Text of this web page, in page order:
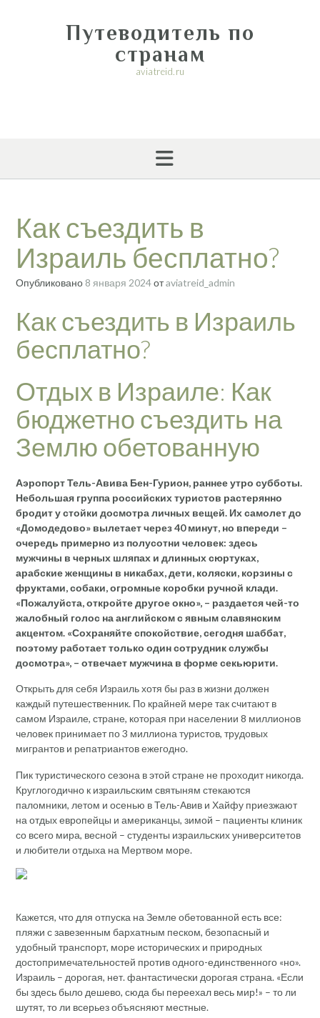
Путеводитель по
странам
aviatreid.ru
Как съездить в
Израиль бесплатно?
Опубликовано 8 января 2024отaviatreid_admin
Как съездить в Израиль
бесплатно?
Отдых в Израиле: Как
бюджетно съездить на
Землю обетованную
Аэропорт Тель-Авива Бен-Гурион, раннее утро субботы.
Небольшая группа российских туристов растерянно
бродит у стойки досмотра личных вещей. Их самолет до
«Домодедово» вылетает через 40 минут, но впереди –
очередь примерно из полусотни человек: здесь
мужчины в черных шляпах и длинных сюртуках,
арабские женщины в никабах, дети, коляски, корзины с
фруктами, собаки, огромные коробки ручной клади.
«Пожалуйста, откройте другое окно», – раздается чей-то
жалобный голос на английском с явным славянским
акцентом. «Сохраняйте спокойствие, сегодня шаббат,
поэтому работает только один сотрудник службы
досмотра», – отвечает мужчина в форме секьюрити.
Открыть для себя Израиль хотя бы раз в жизни должен
каждый путешественник. По крайней мере так считают в
самом Израиле, стране, которая при населении 8 миллионов
человек принимает по 3 миллиона туристов, трудовых
мигрантов и репатриантов ежегодно.
Пик туристического сезона в этой стране не проходит никогда.
Круглогодично к израильским святыням стекаются
паломники, летом и осенью в Тель-Авив и Хайфу приезжают
на отдых европейцы и американцы, зимой – пациенты клиник
со всего мира, весной – студенты израильских университетов
и любители отдыха на Мертвом море.
Кажется, что для отпуска на Земле обетованной есть все:
пляжи с завезенным бархатным песком, безопасный и
удобный транспорт, море исторических и природных
достопримечательностей против одного-единственного «но».
Израиль – дорогая, нет. фантастически дорогая страна. «Если
бы здесь было дешево, сюда бы переехал весь мир!» – то ли
шутят, то ли всерьез объясняют местные.